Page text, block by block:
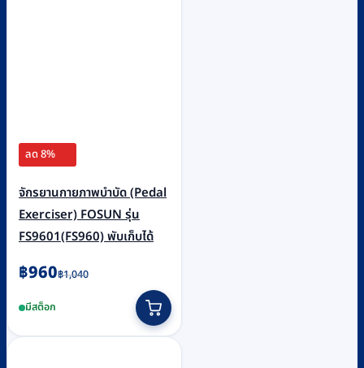
ลด 8%
จักรยานกายภาพบำบัด (Pedal
Exerciser) FOSUN รุ่น
FS9601(FS960) พับเก็บได้
฿1,040
Original
was:
฿1,040.
฿960
Current
is:
฿960.
มีสต็อก